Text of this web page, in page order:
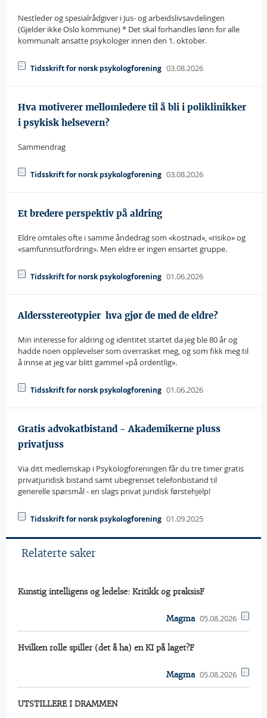
Nestleder og spesialrådgiver i Jus- og arbeidslivsavdelingen
(Gjelder ikke Oslo kommune) * Det skal forhandles lønn for alle
kommunalt ansatte psykologer innen den 1. oktober.
Tidsskrift for norsk psykologforening 03.08.2026
Hva motiverer mellomledere til å bli i poliklinikker
i psykisk helsevern?
Sammendrag
Tidsskrift for norsk psykologforening 03.08.2026
Et bredere perspektiv på aldring
Eldre omtales ofte i samme åndedrag som «kostnad», «risiko» og
«samfunnsutfordring». Men eldre er ingen ensartet gruppe.
Tidsskrift for norsk psykologforening 01.06.2026
Aldersstereotypier  hva gjør de med de eldre?
Min interesse for aldring og identitet startet da jeg ble 80 år og
hadde noen opplevelser som overrasket meg, og som fikk meg til
å innse at jeg var blitt gammel «på ordentlig».
Tidsskrift for norsk psykologforening 01.06.2026
Gratis advokatbistand - Akademikerne pluss
privatjuss
Via ditt medlemskap i Psykologforeningen får du tre timer gratis
privatjuridisk bistand samt ubegrenset telefonbistand til
generelle spørsmål - en slags privat juridisk førstehjelp!
Tidsskrift for norsk psykologforening 01.09.2025
Relaterte saker
Kunstig intelligens og ledelse: Kritikk og praksisF
Magma 05.08.2026
Hvilken rolle spiller (det å ha) en KI på laget?F
Magma 05.08.2026
UTSTILLERE I DRAMMEN